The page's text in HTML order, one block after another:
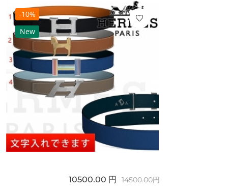
-10%
New
10500.00 円 14500.00円